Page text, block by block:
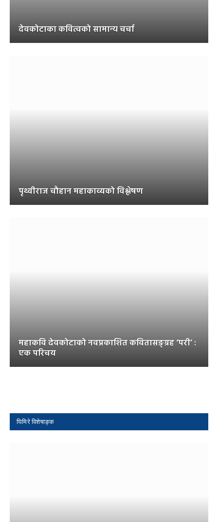
देवकोटाका कवित्वको सामान्य चर्चा
पृथ्वीराज चौहान महाकाव्यको विश्लेषण
महाकवि देवकोटाको नवप्रकाशित कवितासङ्ग्रह ‘परी’ :
एक परिचय
घिमिरे विशेषाङ्क